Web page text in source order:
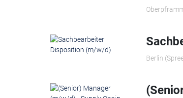
Berlin